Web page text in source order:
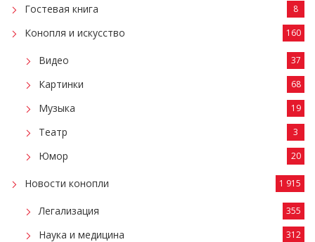
Гостевая книга 8
Конопля и искусство 160
Видео 37
Картинки 68
Музыка 19
Театр 3
Юмор 20
Новости конопли 1 915
Легализация 355
Наука и медицина 312